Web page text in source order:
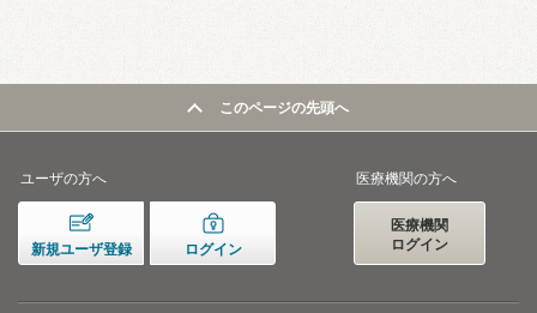
このページの先頭へ
ユーザの方へ
新規ユーザ登録 ログイン
医療機関の方へ
医療機関
ログイン